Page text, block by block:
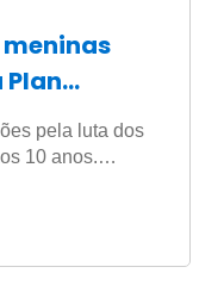
pela luta dos
10 anos.…